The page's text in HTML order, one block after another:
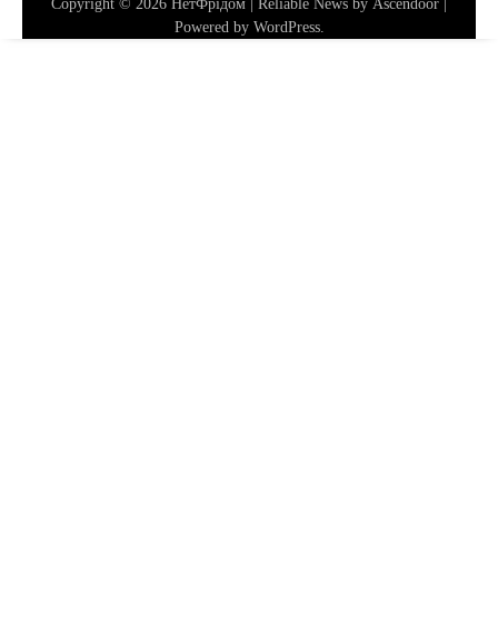
Copyright © 2026 НетФрідом | Reliable News by Ascendoor
Powered by WordPress.